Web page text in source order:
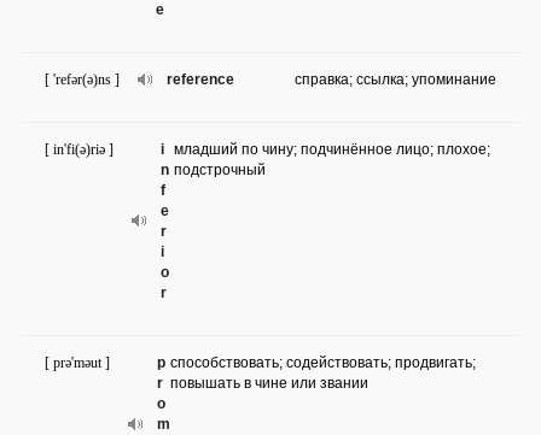
e
reference
[ 'refər(ə)ns ] справка; ссылка; упоминание
i
n
f
e
r
i
o
r
[ in'fi(ə)riə ]
младший по чину; подчинённое лицо; плохое;
подстрочный
p
r
o
m
[ prə'məut ]
способствовать; содействовать; продвигать;
повышать в чине или звании